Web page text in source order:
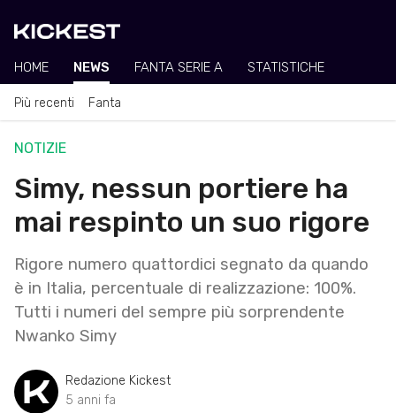
HOME NEWS FANTA SERIE A STATISTICHE
Più recenti Fanta
NOTIZIE
Simy, nessun portiere ha
mai respinto un suo rigore
Rigore numero quattordici segnato da quando
è in Italia, percentuale di realizzazione: 100%.
Tutti i numeri del sempre più sorprendente
Nwanko Simy
Redazione Kickest
5 anni fa